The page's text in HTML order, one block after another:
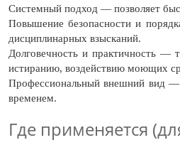
Новогоднее оформление
Рождество Христово
19 января, Крещение Господне
22 января, День дедушки
25 января, Татьянин день
14 февраля, День Святого Валентина
Системный подход — позволяет
Повышение безопасности и
дисциплинарных взысканий.
Долговечность и практичность —
истиранию, воздействию моющих
Профессиональный внешний вид —
временем.
Где применяется